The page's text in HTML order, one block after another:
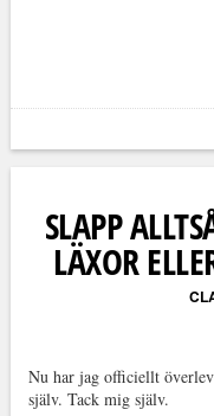
SLAPP
LÄXOR
Nu har jag officiellt
själv. Tack mig själv.